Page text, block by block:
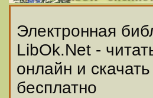
Электронная
LibOk.Net -
онлайн и скачать
бесплатно